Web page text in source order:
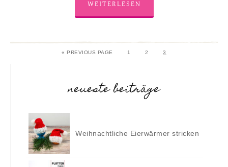
WEITERLESEN
«PREVIOUS PAGE 1 2 3
neueste beiträge
Weihnachtliche Eierwärmer stricken